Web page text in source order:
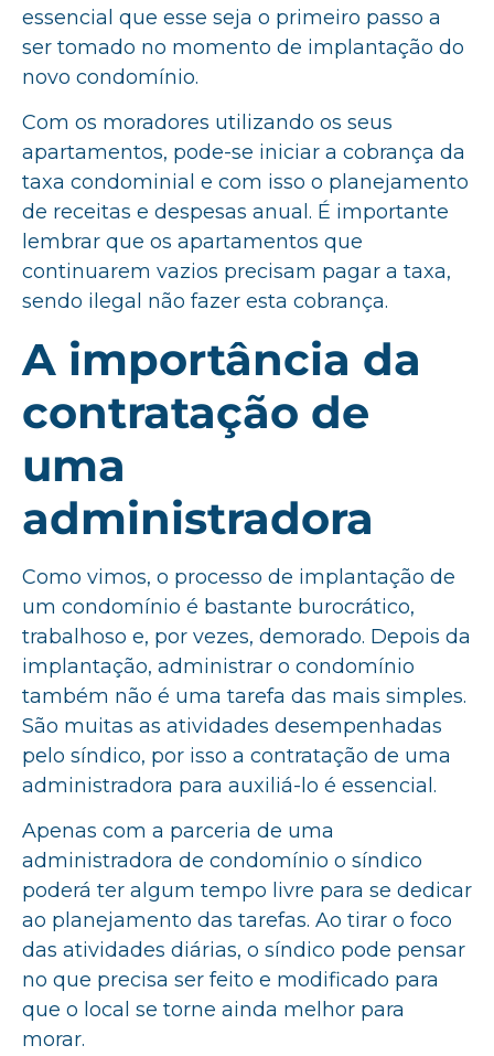
essencial que esse seja o primeiro passo a
ser tomado no momento de implantação do
novo condomínio.
Com os moradores utilizando os seus
apartamentos, pode-se iniciar a cobrança da
taxa condominial e com isso o planejamento
de receitas e despesas anual. É importante
lembrar que os apartamentos que
continuarem vazios precisam pagar a taxa,
sendo ilegal não fazer esta cobrança.
A importância da
contratação de
uma
administradora
Como vimos, o processo de implantação de
um condomínio é bastante burocrático,
trabalhoso e, por vezes, demorado. Depois da
implantação, administrar o condomínio
também não é uma tarefa das mais simples.
São muitas as atividades desempenhadas
pelo síndico, por isso a contratação de uma
administradora para auxiliá-lo é essencial.
Apenas com a parceria de uma
administradora de condomínio o síndico
poderá ter algum tempo livre para se dedicar
ao planejamento das tarefas. Ao tirar o foco
das atividades diárias, o síndico pode pensar
no que precisa ser feito e modificado para
que o local se torne ainda melhor para
morar.